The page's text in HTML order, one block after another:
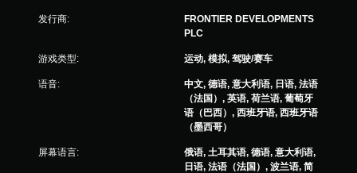
发行商:
FRONTIER DEVELOPMENTS
PLC
游戏类型: 运动, 模拟, 驾驶/赛车
语音:
中文, 德语, 意大利语, 日语, 法语
（法国）, 英语, 荷兰语, 葡萄牙
语（巴西）, 西班牙语, 西班牙语
（墨西哥）
屏幕语言:
俄语, 土耳其语, 德语, 意大利语,
日语, 法语（法国）, 波兰语, 简